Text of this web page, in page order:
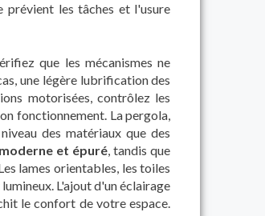
prévient les tâches et l'usure
que les mécanismes ne
une légère lubrification des
motorisées, contrôlez les
fonctionnement. La pergola,
des matériaux que des
et épuré, tandis que
lames orientables, les toiles
L'ajout d'un éclairage
le confort de votre espace.